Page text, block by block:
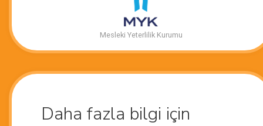
Mesleki Yeterlilik Kurumu
Daha fazla bilgi için